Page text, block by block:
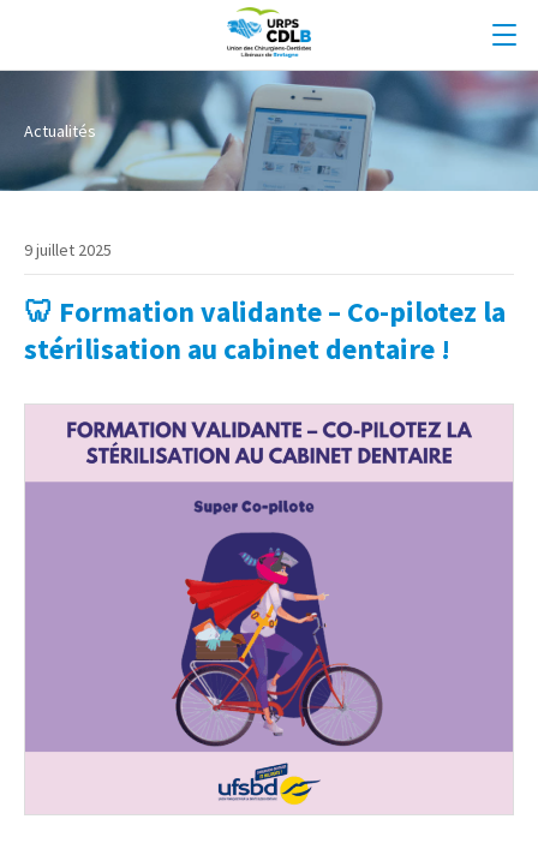
Actualités
9 juillet 2025
🦷 Formation validante – Co-pilotez la
stérilisation au cabinet dentaire !